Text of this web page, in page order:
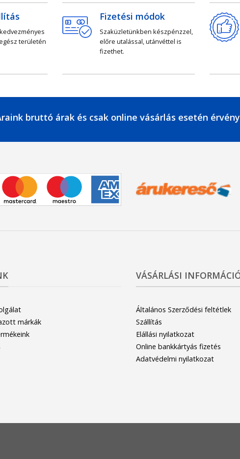
területén
Fizetési módok
Szaküzletünkben készpénzzel,
előre utalással, utánvéttel is
fizethet.
bruttó árak és csak online vásárlás esetén
márkák
VÁSÁRLÁSI
Általános Szerződési feltétlek
Szállítás
Elállási nyilatkozat
Online bankkártyás fizetés
Adatvédelmi nyilatkozat